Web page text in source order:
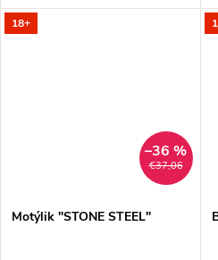
18+
€37,06
–36 %
Motýlik "STONE STEEL"